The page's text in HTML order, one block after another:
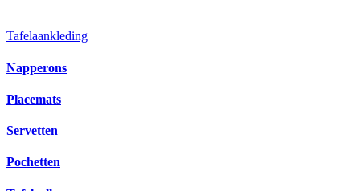
Tafelaankleding
Napperons
Placemats
Servetten
Pochetten